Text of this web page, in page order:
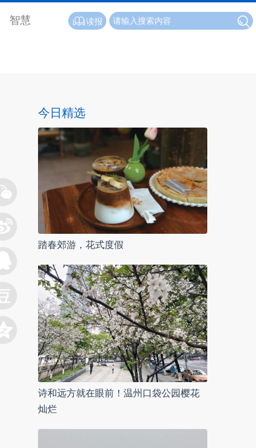
智慧 读报
今日精选
踏春郊游，花式度假
诗和远方就在眼前！温州口袋公园樱花
灿烂